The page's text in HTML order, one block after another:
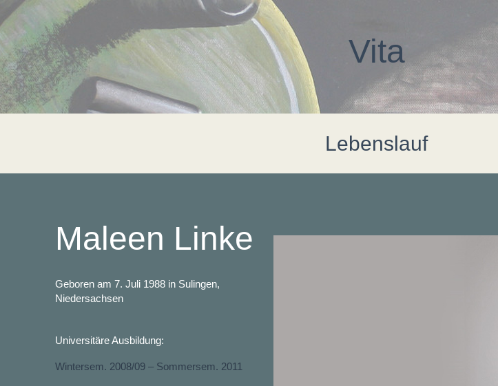
Vita
Lebenslauf
Maleen Linke
Geboren am 7. Juli 1988 in Sulingen,
Niedersachsen
Universitäre Ausbildung:
Wintersem. 2008/09 – Sommersem. 2011